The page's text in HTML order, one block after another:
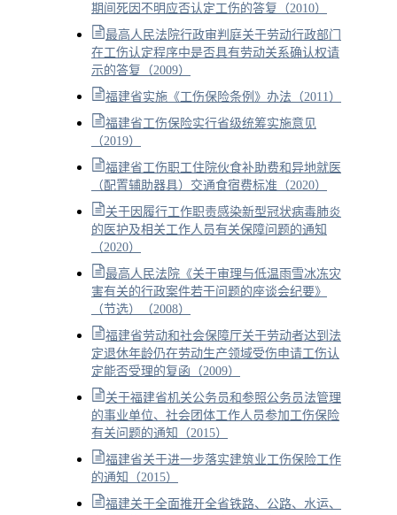
期间死因不明应否认定工伤的答复（2010）
最高人民法院行政审判庭关于劳动行政部门
在工伤认定程序中是否具有劳动关系确认权请
示的答复（2009）
福建省实施《工伤保险条例》办法（2011）
福建省工伤保险实行省级统筹实施意见
（2019）
福建省工伤职工住院伙食补助费和异地就医
（配置辅助器具）交通食宿费标准（2020）
关于因履行工作职责感染新型冠状病毒肺炎
的医护及相关工作人员有关保障问题的通知
（2020）
最高人民法院《关于审理与低温雨雪冰冻灾
害有关的行政案件若干问题的座谈会纪要》
（节选）（2008）
福建省劳动和社会保障厅关于劳动者达到法
定退休年龄仍在劳动生产领域受伤申请工伤认
定能否受理的复函（2009）
关于福建省机关公务员和参照公务员法管理
的事业单位、社会团体工作人员参加工伤保险
有关问题的通知（2015）
福建省关于进一步落实建筑业工伤保险工作
的通知（2015）
福建关于全面推开全省铁路、公路、水运、